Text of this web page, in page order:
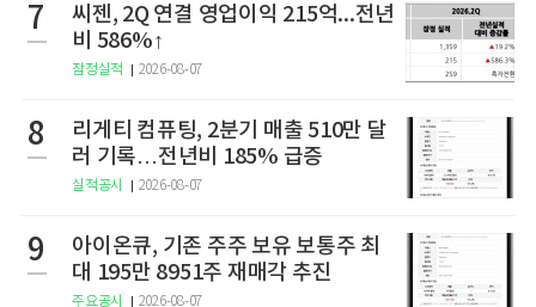
7
씨젠, 2Q 연결 영업이익 215억...전년
비 586%↑
잠정실적 2026-08-07
8
리게티 컴퓨팅, 2분기 매출 510만 달
러 기록…전년비 185% 급증
실적공시 2026-08-07
9
아이온큐, 기존 주주 보유 보통주 최
대 195만 8951주 재매각 추진
주요공시 2026-08-07